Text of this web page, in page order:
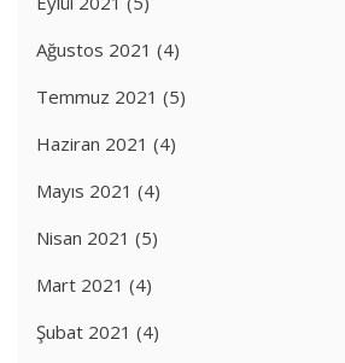
Ağustos 2021 (4)
Temmuz 2021 (5)
Haziran 2021 (4)
Mayıs 2021 (4)
Nisan 2021 (5)
Mart 2021 (4)
Şubat 2021 (4)